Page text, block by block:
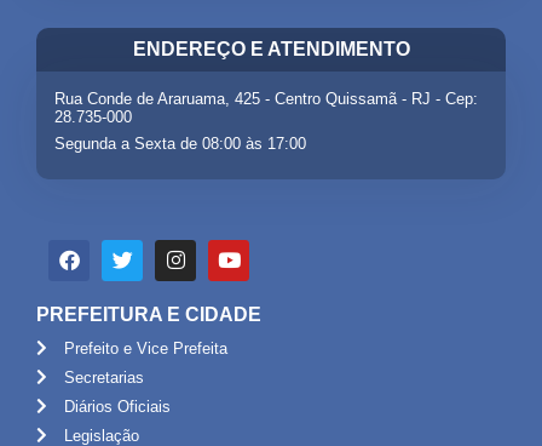
ENDEREÇO E ATENDIMENTO
Rua Conde de Araruama, 425 - Centro Quissamã - RJ - Cep:
28.735-000
Segunda a Sexta de 08:00 às 17:00
PREFEITURA E CIDADE
Prefeito e Vice Prefeita
Secretarias
Diários Oficiais
Legislação